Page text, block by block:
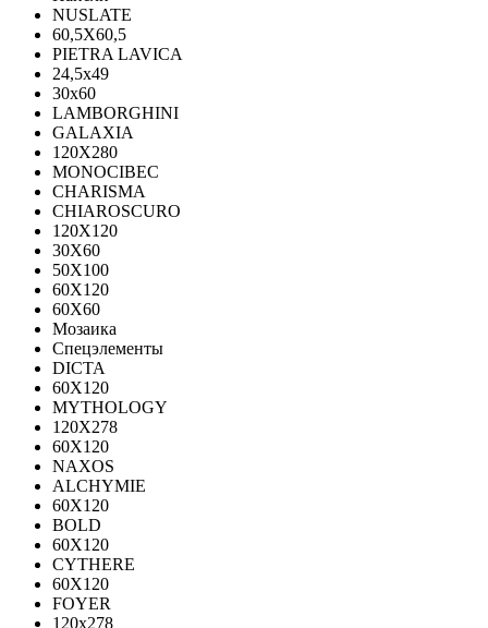
NUSLATE
60,5X60,5
PIETRA LAVICA
24,5x49
30x60
LAMBORGHINI
GALAXIA
120Х280
MONOCIBEC
CHARISMA
CHIAROSCURO
120X120
30X60
50X100
60X120
60X60
Мозаика
Спецэлементы
DICTA
60X120
MYTHOLOGY
120X278
60X120
NAXOS
ALCHYMIE
60Х120
BOLD
60X120
CYTHERE
60X120
FOYER
120х278